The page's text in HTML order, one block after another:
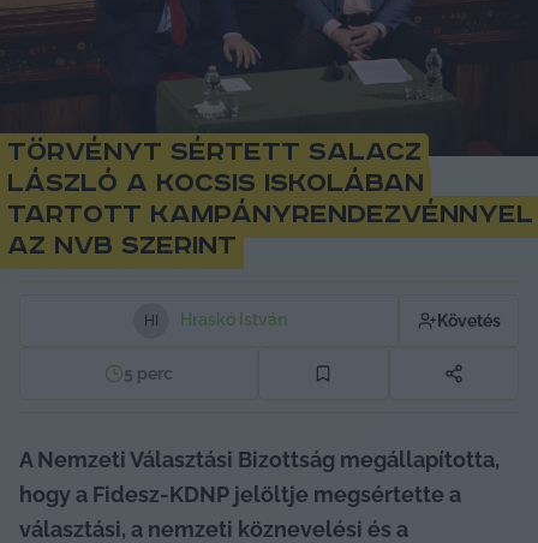
Törvényt sértett Salacz
László a Kocsis iskolában
tartott kampányrendezvénnyel
az NVB szerint
H Hraskó István Követés
5 perc
A Nemzeti Választási Bizottság megállapította,
hogy a Fidesz-KDNP jelöltje megsértette a
választási, a nemzeti köznevelési és a